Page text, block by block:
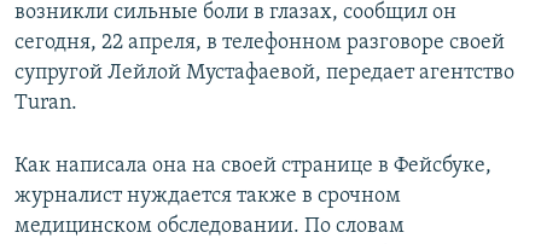
возникли сильные боли в глазах, сообщил он
сегодня, 22 апреля, в телефонном разговоре своей
супругой Лейлой Мустафаевой, передает агентство
Turan.
Как написала она на своей странице в Фейсбуке,
журналист нуждается также в срочном
медицинском обследовании. По словам